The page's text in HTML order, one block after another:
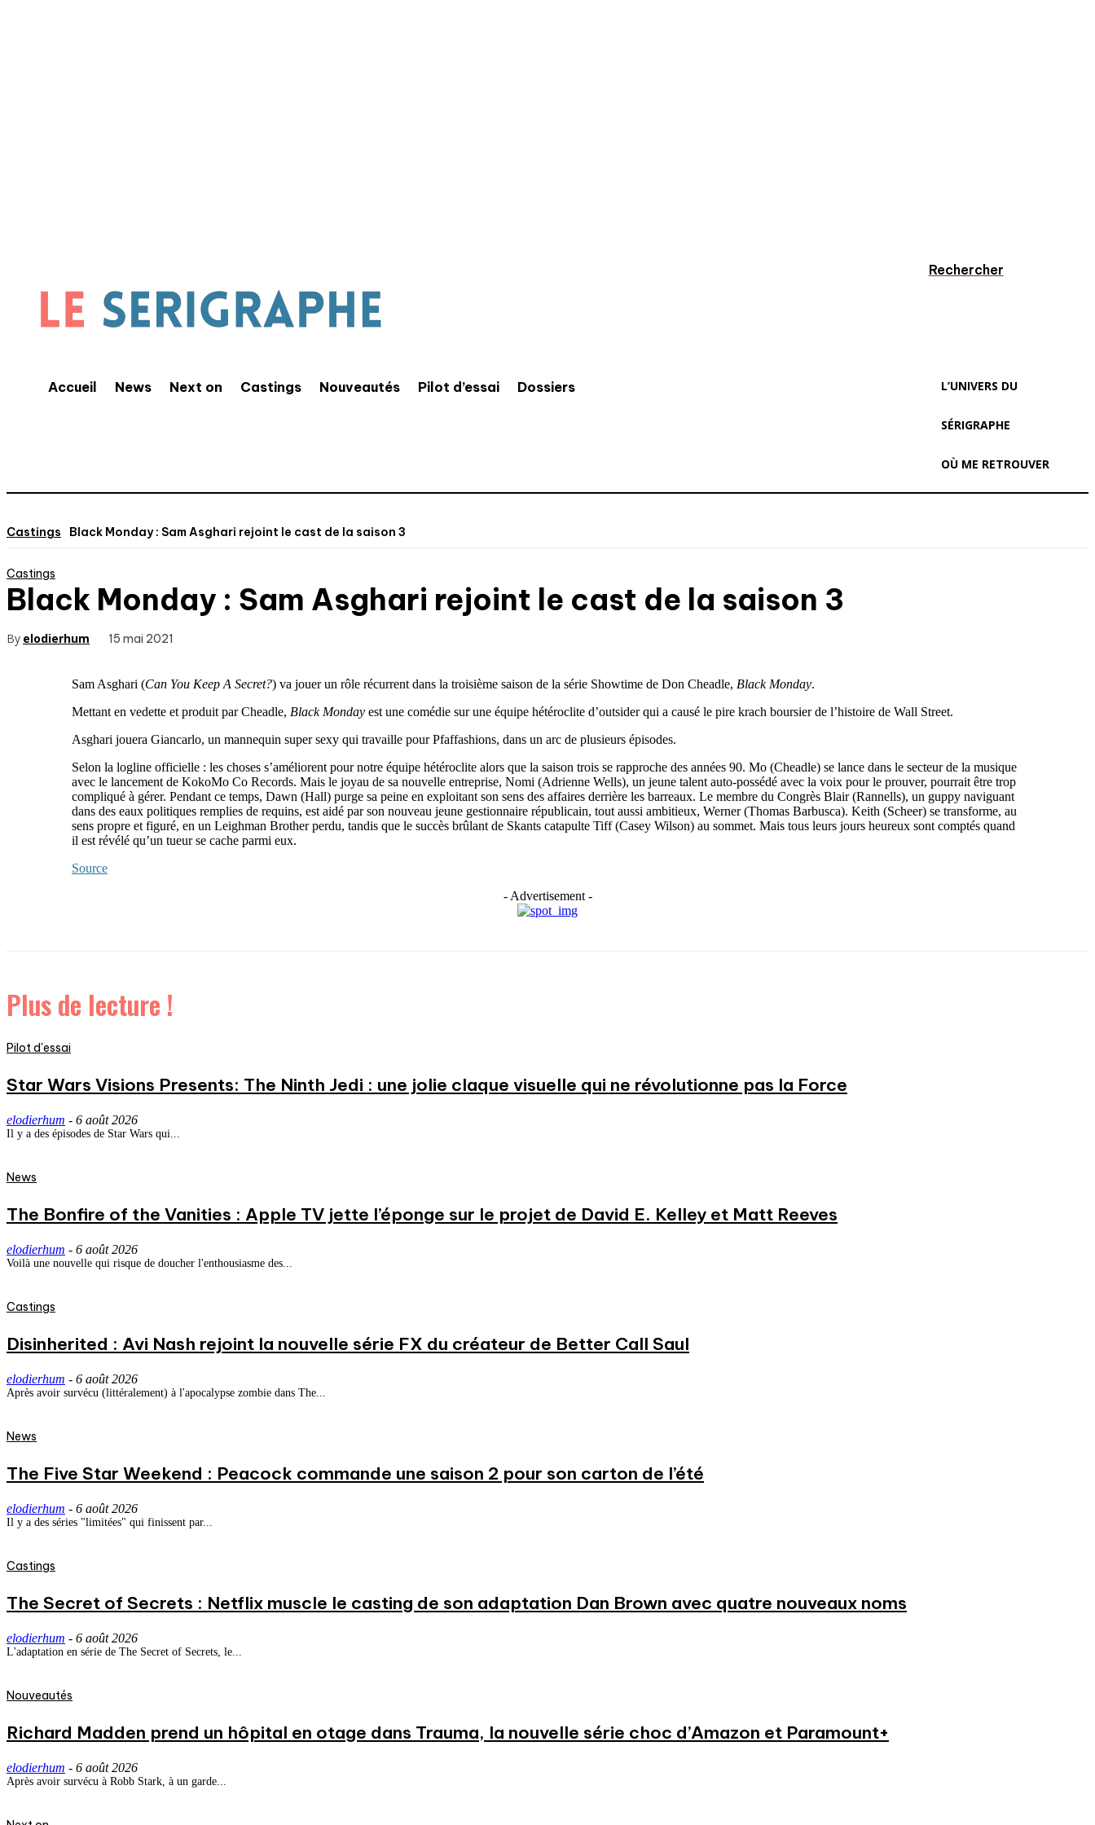
Accueil News Next on Castings Nouveautés Pilot d’essai Dossiers
Rechercher
L’UNIVERS DU
SÉRIGRAPHE
OÙ ME RETROUVER
Castings Black Monday : Sam Asghari rejoint le cast de la saison 3
Castings
Black Monday : Sam Asghari rejoint le cast de la saison 3
By elodierhum 15 mai 2021
Sam Asghari (Can You Keep A Secret?) va jouer un rôle récurrent dans la troisième saison de la série Showtime de Don Cheadle, Black Monday.
Mettant en vedette et produit par Cheadle, Black Monday est une comédie sur une équipe hétéroclite d’outsider qui a causé le pire krach boursier de l’histoire de Wall Street.
Asghari jouera Giancarlo, un mannequin super sexy qui travaille pour Pfaffashions, dans un arc de plusieurs épisodes.
Selon la logline officielle : les choses s’améliorent pour notre équipe hétéroclite alors que la saison trois se rapproche des années 90. Mo (Cheadle) se lance dans le secteur de la musique
avec le lancement de KokoMo Co Records. Mais le joyau de sa nouvelle entreprise, Nomi (Adrienne Wells), un jeune talent auto-possédé avec la voix pour le prouver, pourrait être trop
compliqué à gérer. Pendant ce temps, Dawn (Hall) purge sa peine en exploitant son sens des affaires derrière les barreaux. Le membre du Congrès Blair (Rannells), un guppy naviguant
dans des eaux politiques remplies de requins, est aidé par son nouveau jeune gestionnaire républicain, tout aussi ambitieux, Werner (Thomas Barbusca). Keith (Scheer) se transforme, au
sens propre et figuré, en un Leighman Brother perdu, tandis que le succès brûlant de Skants catapulte Tiff (Casey Wilson) au sommet. Mais tous leurs jours heureux sont comptés quand
il est révélé qu’un tueur se cache parmi eux.
Source
- Advertisement -
Plus de lecture !
Pilot d'essai
Star Wars Visions Presents: The Ninth Jedi : une jolie claque visuelle qui ne révolutionne pas la Force
elodierhum - 6 août 2026
Il y a des épisodes de Star Wars qui...
News
The Bonfire of the Vanities : Apple TV jette l’éponge sur le projet de David E. Kelley et Matt Reeves
elodierhum - 6 août 2026
Voilà une nouvelle qui risque de doucher l'enthousiasme des...
Castings
Disinherited : Avi Nash rejoint la nouvelle série FX du créateur de Better Call Saul
elodierhum - 6 août 2026
Après avoir survécu (littéralement) à l'apocalypse zombie dans The...
News
The Five Star Weekend : Peacock commande une saison 2 pour son carton de l’été
elodierhum - 6 août 2026
Il y a des séries "limitées" qui finissent par...
Castings
The Secret of Secrets : Netflix muscle le casting de son adaptation Dan Brown avec quatre nouveaux noms
elodierhum - 6 août 2026
L'adaptation en série de The Secret of Secrets, le...
Nouveautés
Richard Madden prend un hôpital en otage dans Trauma, la nouvelle série choc d’Amazon et Paramount+
elodierhum - 6 août 2026
Après avoir survécu à Robb Stark, à un garde...